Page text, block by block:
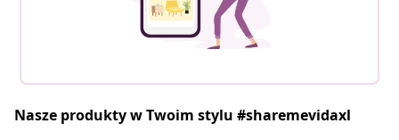
Nasze produkty w Twoim stylu #sharemevidaxl